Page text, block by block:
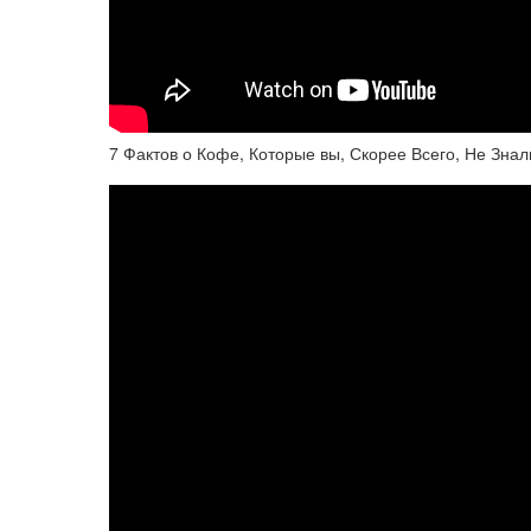
7 Фактов о Кофе, Которые вы, Скорее Всего, Не